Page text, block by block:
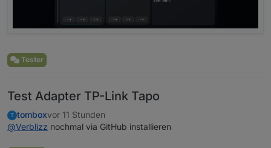
Tester
Test Adapter TP-Link Tapo
T tomboxvor 11 Stunden
@Verblizz nochmal via GitHub installieren